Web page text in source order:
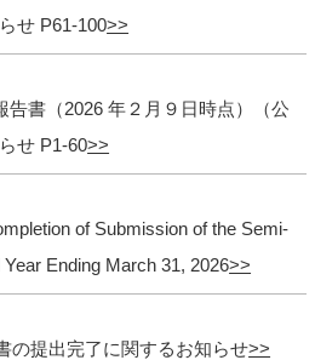
せ P61-100
告書（2026 年２月９日時点）（公
せ P1-60
of Submission of the Semi-
Ending March 31, 2026
の提出完了に関するお知らせ